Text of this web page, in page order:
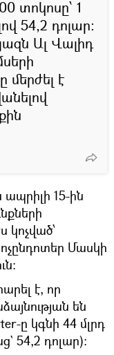
տոկոսը՝ 1
54,2 դոլար:
Ալ Վալիդ
մերժել է
ապրիլի 15-ին
Մասկի
է, որ
են
ը կգնի 44 մլրդ
54,2 դոլար):